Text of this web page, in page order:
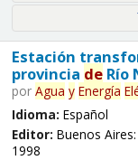
Estación
provincia deRío
por Agua y Energía
Idioma: Español
Editor: Buenos Aires:
1998